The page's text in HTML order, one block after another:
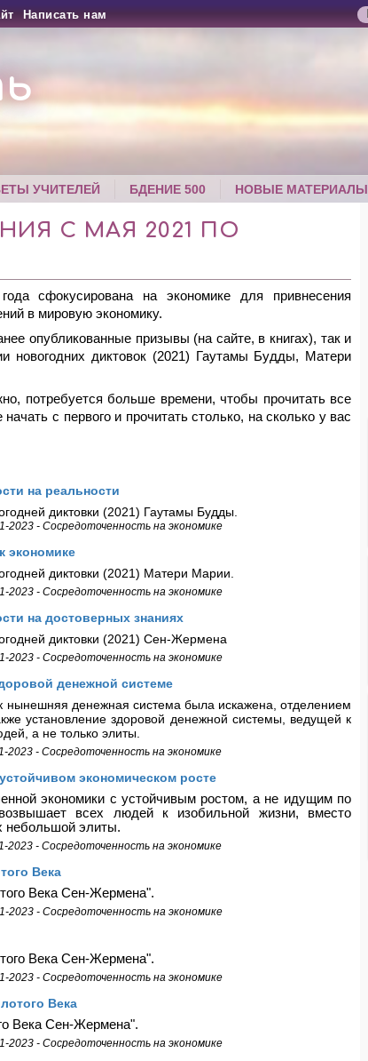
Написать нам
УЧИТЕЛЕЙ БДЕНИЕ 500 НОВЫЕ МАТЕРИАЛЫ
С МАЯ 2021 ПО
сфокусирована на экономике для привнесения
в мировую экономику.
опубликованные призывы (на сайте, в книгах), так и
новогодних диктовок (2021) Гаутамы Будды, Матери
потребуется больше времени, чтобы прочитать все
с первого и прочитать столько, на сколько у вас
на реальности
диктовки (2021) Гаутамы Будды.
2023 - Сосредоточенность на экономике
экономике
диктовки (2021) Матери Марии.
2023 - Сосредоточенность на экономике
на достоверных знаниях
диктовки (2021) Сен-Жермена
2023 - Сосредоточенность на экономике
денежной системе
нынешняя денежная система была искажена, отделением
установление здоровой денежной системы, ведущей к
а не только элиты.
2023 - Сосредоточенность на экономике
экономическом росте
экономики с устойчивым ростом, а не идущим по
всех людей к изобильной жизни, вместо
небольшой элиты.
2023 - Сосредоточенность на экономике
Века
Века Сен-Жермена".
2023 - Сосредоточенность на экономике
Века Сен-Жермена".
2023 - Сосредоточенность на экономике
Века
Века Сен-Жермена".
2023 - Сосредоточенность на экономике